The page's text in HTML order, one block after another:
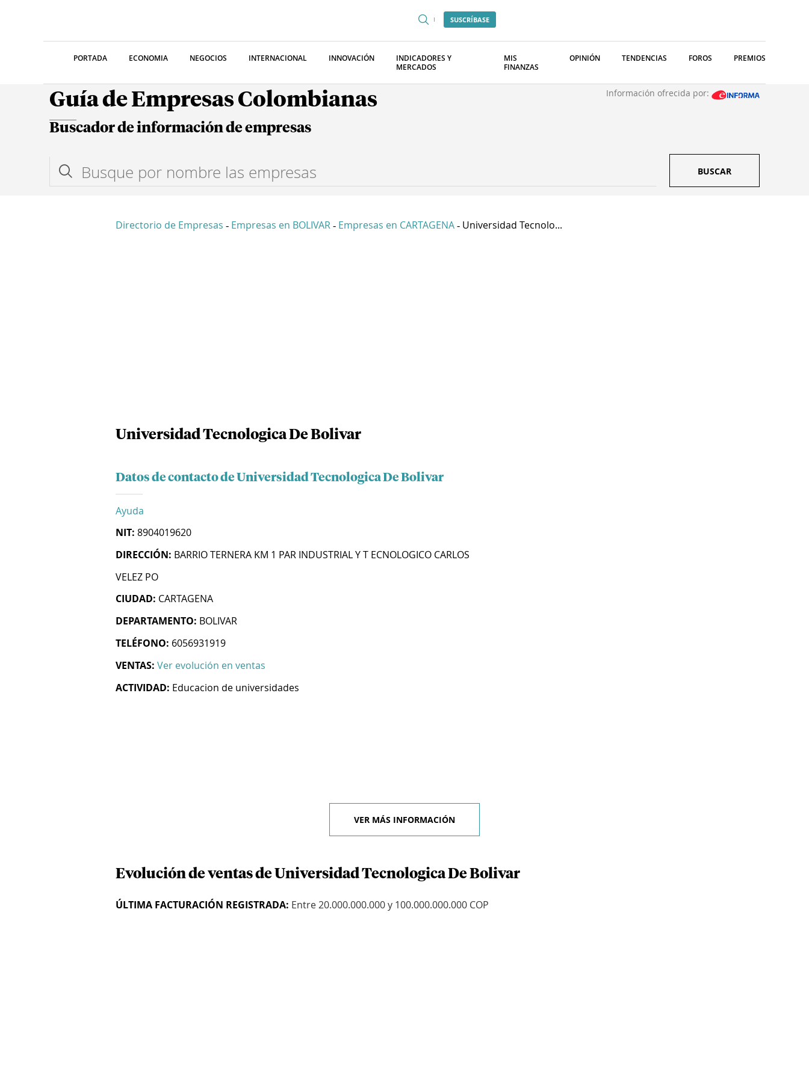
SUSCRÍBASE
PORTADA ECONOMIA NEGOCIOS INTERNACIONAL INNOVACIÓN
INDICADORES Y
MERCADOS
MIS
FINANZAS
OPINIÓN TENDENCIAS FOROS PREMIOS
Guía de Empresas Colombianas Información ofrecida por:
Buscador de información de empresas
BUSCAR
Directorio de Empresas - Empresas en BOLIVAR - Empresas en CARTAGENA - Universidad Tecnolo...
Universidad Tecnologica De Bolivar
Datos de contacto de Universidad Tecnologica De Bolivar
Ayuda
NIT: 8904019620
DIRECCIÓN: BARRIO TERNERA KM 1 PAR INDUSTRIAL Y T ECNOLOGICO CARLOS
VELEZ PO
CIUDAD: CARTAGENA
DEPARTAMENTO: BOLIVAR
TELÉFONO: 6056931919
VENTAS: Ver evolución en ventas
ACTIVIDAD: Educacion de universidades
VER MÁS INFORMACIÓN
Evolución de ventas de Universidad Tecnologica De Bolivar
ÚLTIMA FACTURACIÓN REGISTRADA: Entre 20.000.000.000 y 100.000.000.000 COP